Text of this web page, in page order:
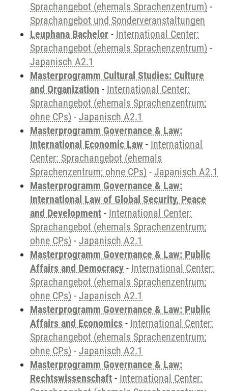
Sprachangebot (ehemals Sprachenzentrum) -
Sprachangebot und Sonderveranstaltungen
Leuphana Bachelor - International Center:
Sprachangebot (ehemals Sprachenzentrum) -
Japanisch A2.1
Masterprogramm Cultural Studies: Culture
and Organization - International Center:
Sprachangebot (ehemals Sprachenzentrum;
ohne CPs) - Japanisch A2.1
Masterprogramm Governance & Law:
International Economic Law - International
Center: Sprachangebot (ehemals
Sprachenzentrum; ohne CPs) - Japanisch A2.1
Masterprogramm Governance & Law:
International Law of Global Security, Peace
and Development - International Center:
Sprachangebot (ehemals Sprachenzentrum;
ohne CPs) - Japanisch A2.1
Masterprogramm Governance & Law: Public
Affairs and Democracy - International Center:
Sprachangebot (ehemals Sprachenzentrum;
ohne CPs) - Japanisch A2.1
Masterprogramm Governance & Law: Public
Affairs and Economics - International Center:
Sprachangebot (ehemals Sprachenzentrum;
ohne CPs) - Japanisch A2.1
Masterprogramm Governance & Law:
Rechtswissenschaft - International Center: